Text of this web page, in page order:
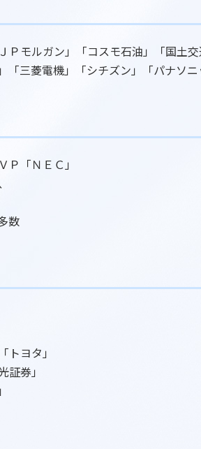
Ｐモルガン」「コスモ石油」「国土
「三菱電機」「シチズン」「パナソ
Ｐ「ＮＥＣ」
数
トヨタ」
証券」